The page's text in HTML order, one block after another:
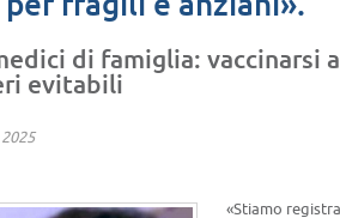
di famiglia: vaccinarsi
evitabili
«Stiamo